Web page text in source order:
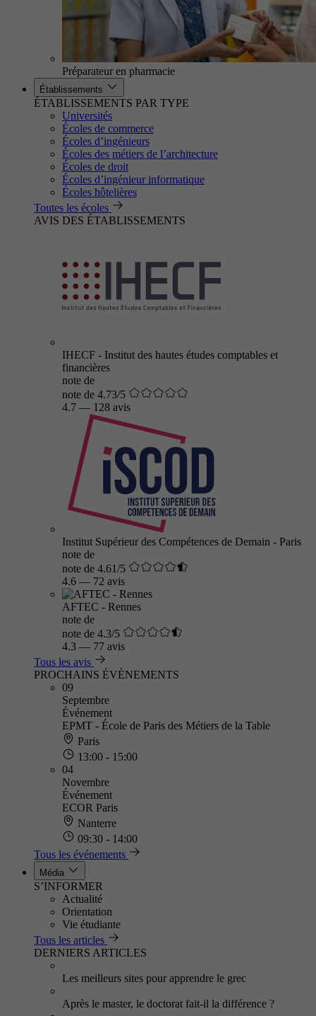
Préparateur en pharmacie
Établissements
ÉTABLISSEMENTS PAR TYPE
Universités
Écoles de commerce
Écoles d’ingénieurs
Écoles des métiers de l’architecture
Écoles de droit
Écoles d’ingénieur informatique
Écoles hôtelières
Toutes les écoles
AVIS DES ÉTABLISSEMENTS
IHECF - Institut des hautes études comptables et
financières
note de
note de 4.73/5
4.7 — 128 avis
Institut Supérieur des Compétences de Demain - Paris
note de
note de 4.61/5
4.6 — 72 avis
AFTEC - Rennes
note de
note de 4.3/5
4.3 — 77 avis
Tous les avis
PROCHAINS ÉVÈNEMENTS
09
Septembre
Événement
EPMT - École de Paris des Métiers de la Table
Paris
13:00 - 15:00
04
Novembre
Événement
ECOR Paris
Nanterre
09:30 - 14:00
Tous les événements
Média
S’INFORMER
Actualité
Orientation
Vie étudiante
Tous les articles
DERNIERS ARTICLES
Les meilleurs sites pour apprendre le grec
Après le master, le doctorat fait-il la différence ?